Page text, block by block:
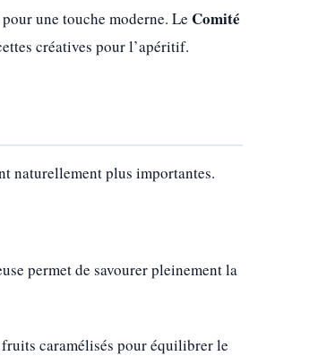
une touche moderne. Le Comité
créatives pour l’apéritif.
naturellement plus importantes.
permet de savourer pleinement la
fruits caramélisés pour équilibrer le